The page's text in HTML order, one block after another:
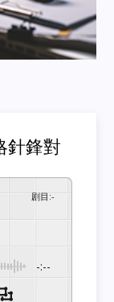
針鋒對
剧目 :-
-:--